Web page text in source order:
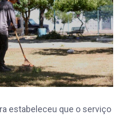
estabeleceu que o serviço